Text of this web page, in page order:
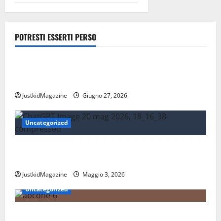
POTRESTI ESSERTI PERSO
Lavoro
JustkidMagazine Giugno 27, 2026
Uncategorized
JustkidMagazine
Maggio 3, 2026
Uncategorized